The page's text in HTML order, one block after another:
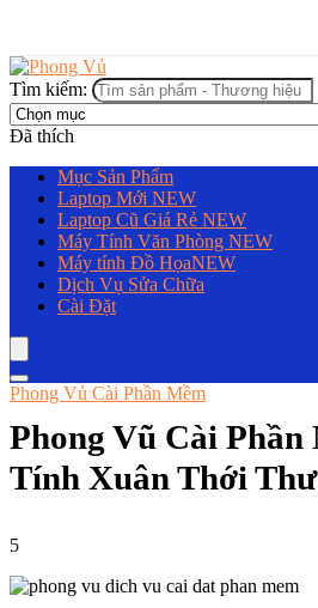
Tìm kiếm:
Đã thích
Mục Sản Phẩm
Laptop Mới NEW
Laptop Cũ Giá Rẻ NEW
Máy Tính Văn Phòng NEW
Máy tính Đồ HọaNEW
Dịch Vụ Sửa Chữa
Cài Đặt
Phong Vủ Cài Phần Mềm
Phong Vũ Cài Phần
Tính Xuân Thới
5